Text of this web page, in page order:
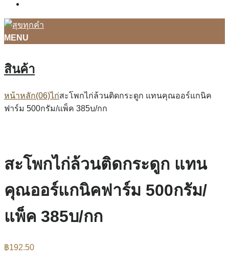
MENU
สินค้า
หน้าหลัก(06)ไก่สะโพกไก่ล้วนติดกระดูก แทนคุณออร์แกนิค
ฟาร์ม 500กรัม/แพ็ค 385บ/กก
สะโพกไก่ล้วนติดกระดูก แทน
คุณออร์แกนิคฟาร์ม 500กรัม/
แพ็ค 385บ/กก
฿192.50